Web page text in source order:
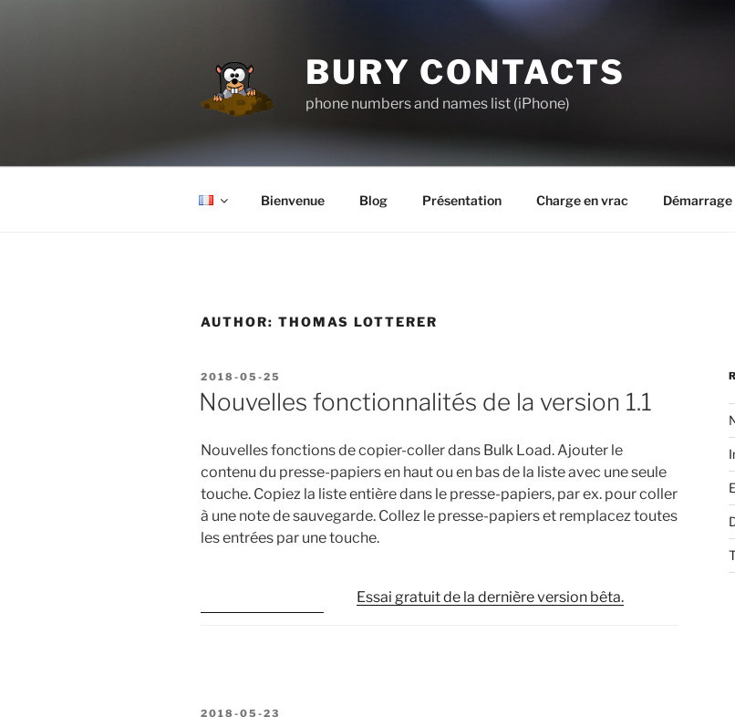
BURY CONTACTS
phone numbers and names list (iPhone)
Bienvenue Blog Présentation Charge en vrac Démarrage
AUTHOR: THOMAS LOTTERER
PUBLIÉ
LE
2018-05-25
Nouvelles fonctionnalités de la version 1.1
Nouvelles fonctions de copier-coller dans Bulk Load. Ajouter le
contenu du presse-papiers en haut ou en bas de la liste avec une seule
touche. Copiez la liste entière dans le presse-papiers, par ex. pour coller
à une note de sauvegarde. Collez le presse-papiers et remplacez toutes
les entrées par une touche.
Essai gratuit de la dernière version bêta.
PUBLIÉ
2018-05-23